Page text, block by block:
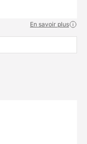
En savoir plus